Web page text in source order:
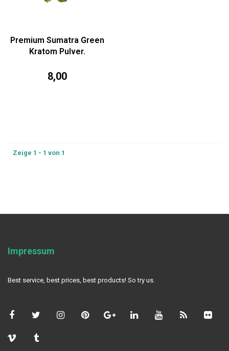
Premium Sumatra Green
Kratom Pulver.
8,00
Zeige 1 - 1 von 1
Impressum
Best service, best prices, best products! So try us.